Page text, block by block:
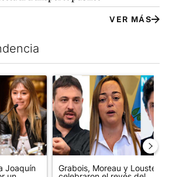
VER MÁS
artículos con más comentarios en los
con el título "Di Tullio impugnó a
Joaquín
Un artículo de tendencia con
Grabois, Moreau y Lousteau